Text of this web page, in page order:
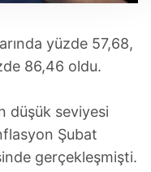
izin vermedikleri
ait çerezler
çeşitli kişisel
çerezler bilgi
yüzde 57,68,
86,46 oldu.
düşük seviyesi
Şubat
gerçekleşmişti.